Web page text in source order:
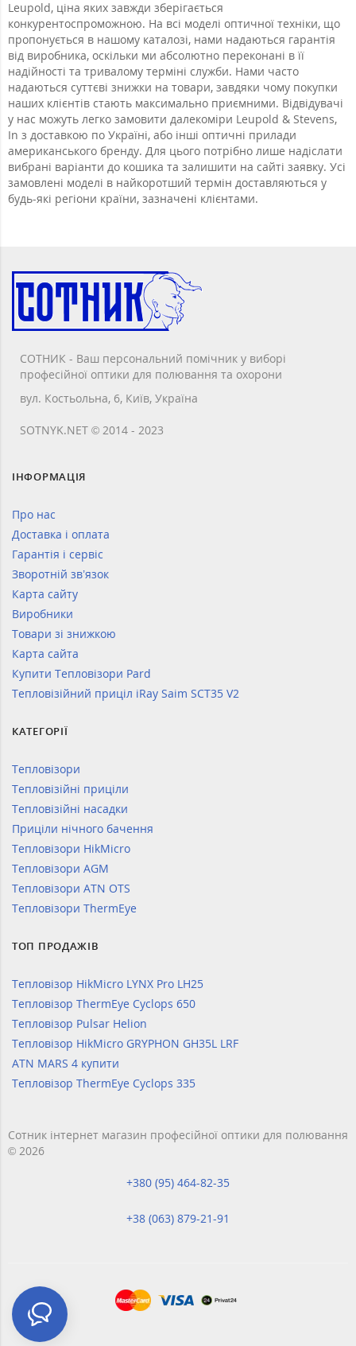
Leupold, ціна яких завжди зберігається
конкурентоспроможною. На всі моделі оптичної техніки, що
пропонується в нашому каталозі, нами надаються гарантія
від виробника, оскільки ми абсолютно переконані в її
надійності та тривалому терміні служби. Нами часто
надаються суттєві знижки на товари, завдяки чому покупки
наших клієнтів стають максимально приємними. Відвідувачі
у нас можуть легко замовити далекоміри Leupold & Stevens,
In з доставкою по Україні, або інші оптичні прилади
американського бренду. Для цього потрібно лише надіслати
вибрані варіанти до кошика та залишити на сайті заявку. Усі
замовлені моделі в найкоротший термін доставляються у
будь-які регіони країни, зазначені клієнтами.
СОТНИК - Ваш персональний помічник у виборі
професійної оптики для полювання та охорони
вул. Костьольна, 6, Київ, Україна
SOTNYK.NET © 2014 - 2023
ІНФОРМАЦІЯ
Про нас
Доставка і оплата
Гарантія і сервіс
Зворотній зв’язок
Карта сайту
Виробники
Товари зі знижкою
Карта сайта
Купити Тепловізори Pard
Тепловізійний приціл iRay Saim SCT35 V2
КАТЕГОРІЇ
Тепловізори
Тепловізійні приціли
Тепловізійні насадки
Приціли нічного бачення
Тепловізори HikMicro
Тепловізори AGM
Тепловізори ATN OTS
Тепловізори ThermEye
ТОП ПРОДАЖІВ
Тепловізор HikMicro LYNX Pro LH25
Тепловізор ThermEye Cyclops 650
Тепловізор Pulsar Helion
Тепловізор HikMicro GRYPHON GH35L LRF
ATN MARS 4 купити
Тепловізор ThermEye Cyclops 335
Сотник інтернет магазин професійної оптики для полювання
© 2026
+380 (95) 464-82-35
+38 (063) 879-21-91